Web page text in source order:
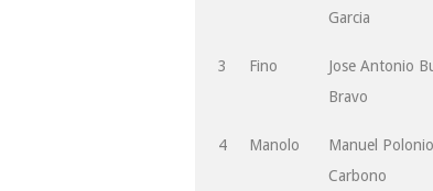
Garcia
3 Fino
Jose Antonio
Bravo
4 Manolo
Manuel Polonio
Carbono